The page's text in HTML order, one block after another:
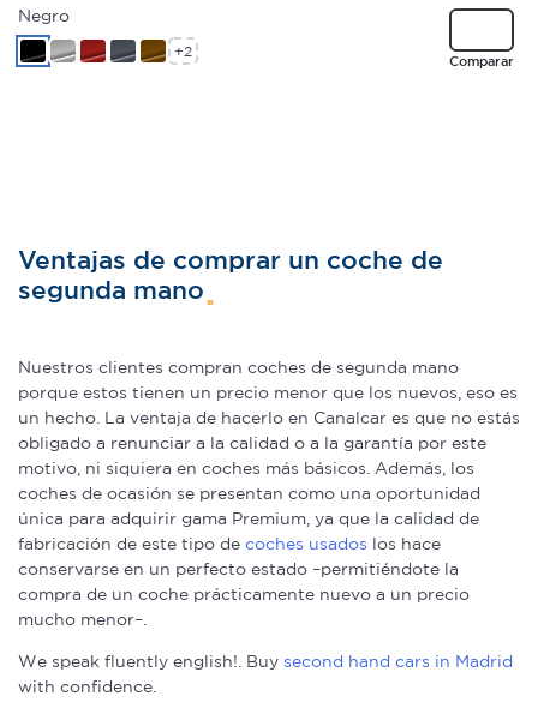
Comparar
Negro
+2
Ventajas de comprar un coche de
segunda mano
Nuestros clientes compran coches de segunda mano
porque estos tienen un precio menor que los nuevos, eso es
un hecho. La ventaja de hacerlo en Canalcar es que no estás
obligado a renunciar a la calidad o a la garantía por este
motivo, ni siquiera en coches más básicos. Además, los
coches de ocasión se presentan como una oportunidad
única para adquirir gama Premium, ya que la calidad de
fabricación de este tipo de coches usados los hace
conservarse en un perfecto estado –permitiéndote la
compra de un coche prácticamente nuevo a un precio
mucho menor–.
We speak fluently english!. Buy second hand cars in Madrid
with confidence.